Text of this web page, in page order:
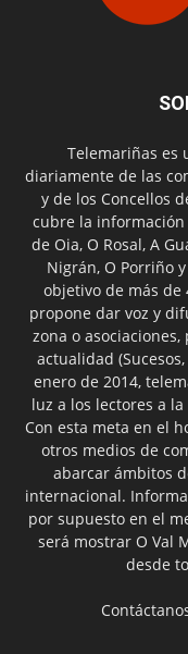
Telemariñas es
diariamente de las
y de los Concellos
cubre la
de Oia, O Rosal, A
Nigrán, O Porriño
objetivo de más de
propone dar voz y
zona o
actualidad
enero de 2014,
luz a los lectores a
Con esta meta en el
otros medios de
abarcar ámbitos
internacional.
por supuesto en el
será mostrar O Val
desde